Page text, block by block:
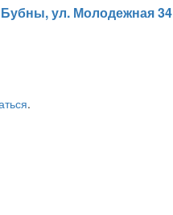
ул. Молодежная 34
.